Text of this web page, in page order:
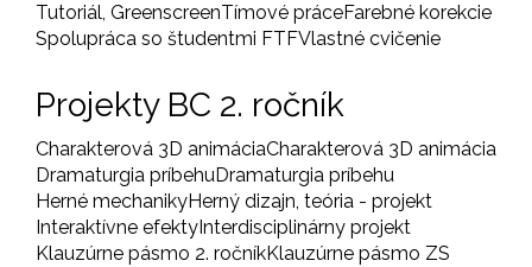
Tutoriál, GreenscreenTímové práceFarebné korekcie
Spolupráca so študentmi FTFVlastné cvičenie
Projekty BC 2. ročník
Charakterová 3D animáciaCharakterová 3D animácia
Dramaturgia príbehuDramaturgia príbehu
Herné mechanikyHerný dizajn, teória - projekt
Interaktívne efektyInterdisciplinárny projekt
Klauzúrne pásmo 2. ročníkKlauzúrne pásmo ZS